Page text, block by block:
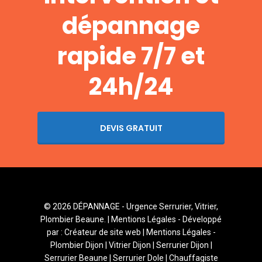
dépannage
rapide 7/7 et
24h/24
DEVIS GRATUIT
© 2026 DÉPANNAGE - Urgence Serrurier, Vitrier,
Plombier Beaune. |
Mentions Légales - Développé
par : Créateur de site web Mentions Légales -
Plombier Dijon
Vitrier Dijon Serrurier Dijon
Serrurier Beaune
Serrurier Dole Chauffagiste